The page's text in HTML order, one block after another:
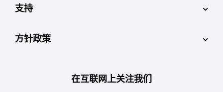
支持
方针政策
在互联网上关注我们